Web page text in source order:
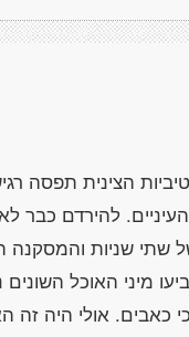
הצינית תפסה
להירדם כבר
שתי שניות
מיני האוכל השונים
אולי היה זה